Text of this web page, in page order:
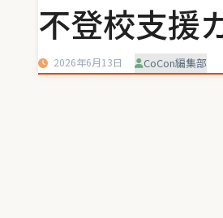
不登校支援
2026年6月13日 CoCon編集部